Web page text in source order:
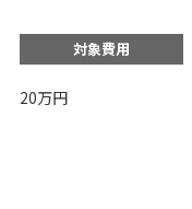
対象費用
20万円